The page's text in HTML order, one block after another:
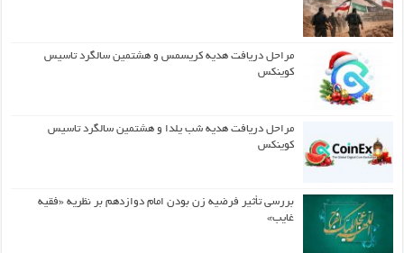
مراحل دریافت هدیه کریسمس و هشتمین سالگرد تاسیس
کوینکس
مراحل دریافت هدیه شب یلدا و هشتمین سالگرد تاسیس
کوینکس
بررسی تأثیر فرضیه زن بودن امام دوازدهم بر نظریه «فقیه
غایب»